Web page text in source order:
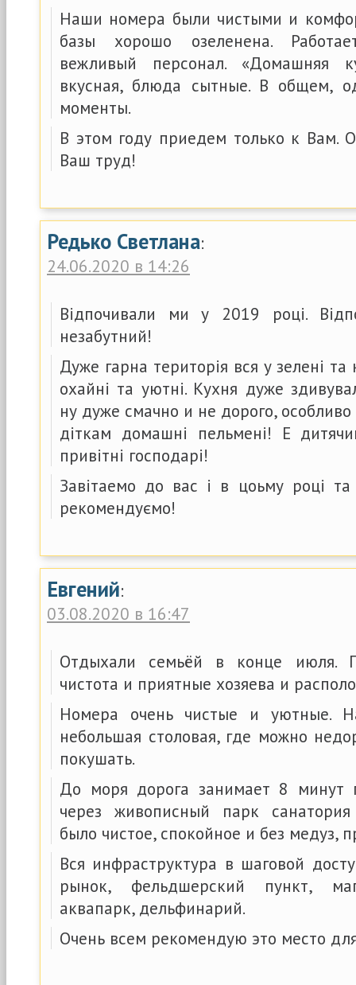
Наши номера были чистыми и
базы хорошо озеленена.
вежливый персонал. «Домашняя
вкусная, блюда сытные. В общем,
моменты.
В этом году приедем только к Вам.
Ваш труд!
Редько Светлана:
24.06.2020 в 14:26
Відпочивали ми у 2019 році.
незабутний!
Дуже гарна територія вся у зелені
охайні та уютні. Кухня дуже
ну дуже смачно и не дорого,
діткам домашні пельмені! Е
привітні господарі!
Завітаемо до вас і в цоьму році
рекомендуємо!
Евгений:
03.08.2020 в 16:47
Отдыхали семьёй в конце июля.
чистота и приятные хозяева и
Номера очень чистые и уютные.
небольшая столовая, где можно
покушать.
До моря дорога занимает 8 минут
через живописный парк
было чистое, спокойное и без медуз,
Вся инфраструктура в шаговой
рынок, фельдшерский пункт,
аквапарк, дельфинарий.
Очень всем рекомендую это место